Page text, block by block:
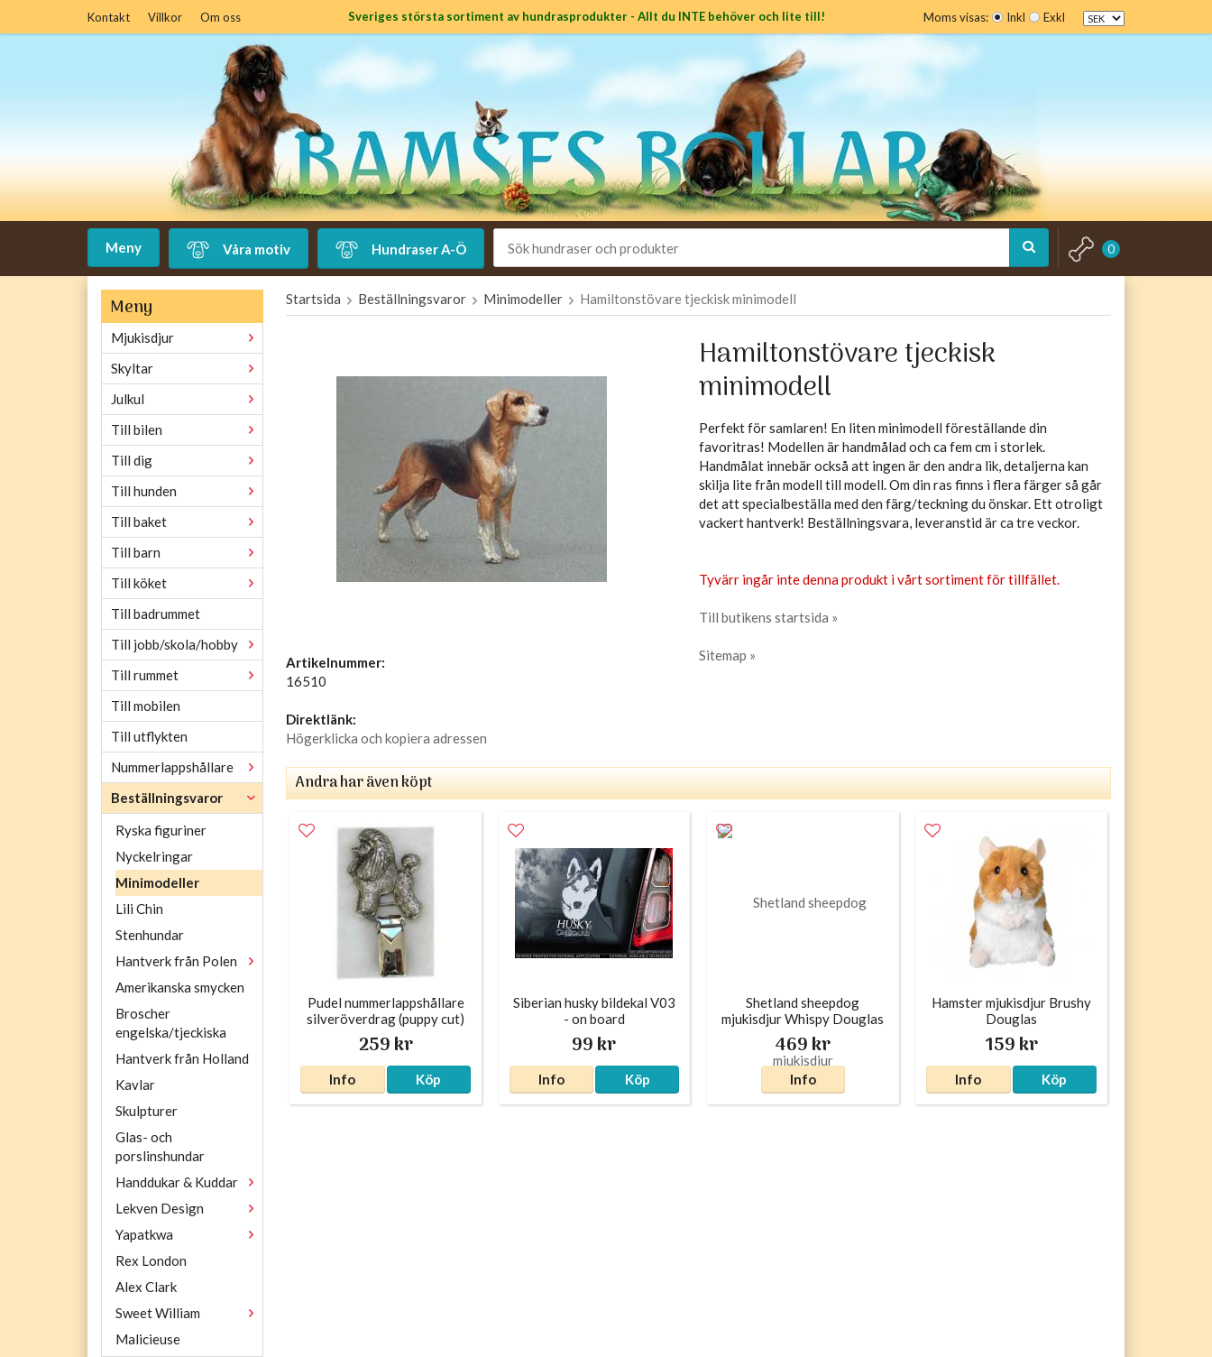
Kontakt Villkor Om oss Moms visas: Inkl Exkl
Sveriges största sortiment av hundrasprodukter - Allt du INTE behöver och lite till!
Meny Våra motiv Hundraser A-Ö 0
Meny
Mjukisdjur
Skyltar
Julkul
Till bilen
Till dig
Till hunden
Till baket
Till barn
Till köket
Till badrummet
Till jobb/skola/hobby
Till rummet
Till mobilen
Till utflykten
Nummerlappshållare
Beställningsvaror
Ryska figuriner
Nyckelringar
Minimodeller
Lili Chin
Stenhundar
Hantverk från Polen
Amerikanska smycken
Broscher
engelska/tjeckiska
Hantverk från Holland
Kavlar
Skulpturer
Glas- och
porslinshundar
Handdukar & Kuddar
Lekven Design
Yapatkwa
Rex London
Alex Clark
Sweet William
Malicieuse
Startsida Beställningsvaror Minimodeller Hamiltonstövare tjeckisk minimodell
Hamiltonstövare tjeckisk
minimodell
Perfekt för samlaren! En liten minimodell föreställande din
favoritras! Modellen är handmålad och ca fem cm i storlek.
Handmålat innebär också att ingen är den andra lik, detaljerna kan
skilja lite från modell till modell. Om din ras finns i flera färger så går
det att specialbeställa med den färg/teckning du önskar. Ett otroligt
vackert hantverk! Beställningsvara, leveranstid är ca tre veckor.
Tyvärr ingår inte denna produkt i vårt sortiment för tillfället.
Till butikens startsida »
Sitemap »
Artikelnummer:
16510
Direktlänk:
Högerklicka och kopiera adressen
Andra har även köpt
Pudel nummerlappshållare
silveröverdrag (puppy cut)
259 kr
Info Köp
Siberian husky bildekal V03
- on board
99 kr
Info Köp
Shetland sheepdog
mjukisdjur Whispy Douglas
469 kr
Info
Hamster mjukisdjur Brushy
Douglas
159 kr
Info Köp